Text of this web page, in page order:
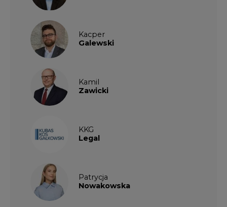
Kacper
Galewski
Kamil
Zawicki
KKG
Legal
Patrycja
Nowakowska